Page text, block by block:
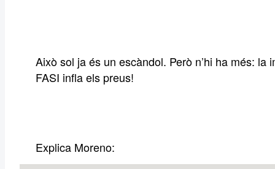
Això sol ja és un escàndol. Però n’hi ha més: la
FASI infla els preus!
Explica Moreno: